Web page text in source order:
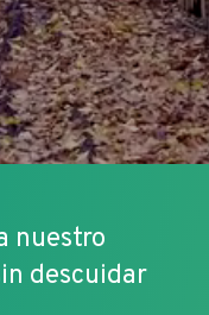
nuestro
descuidar